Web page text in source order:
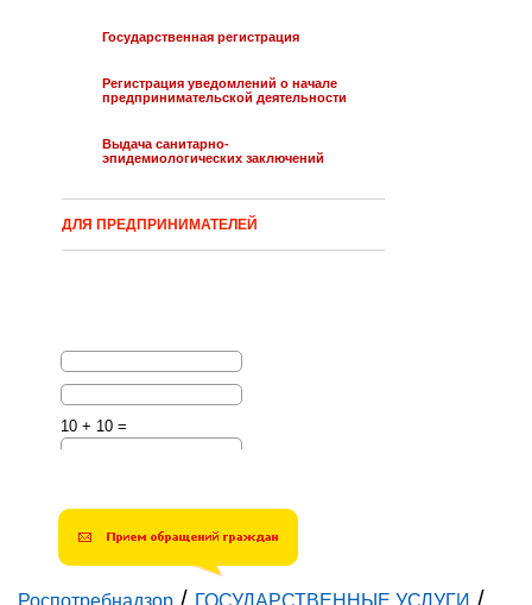
Государственная регистрация
Регистрация уведомлений о начале
предпринимательской деятельности
Выдача санитарно-
эпидемиологических заключений
ДЛЯ ПРЕДПРИНИМАТЕЛЕЙ
10 + 10 =
/ /